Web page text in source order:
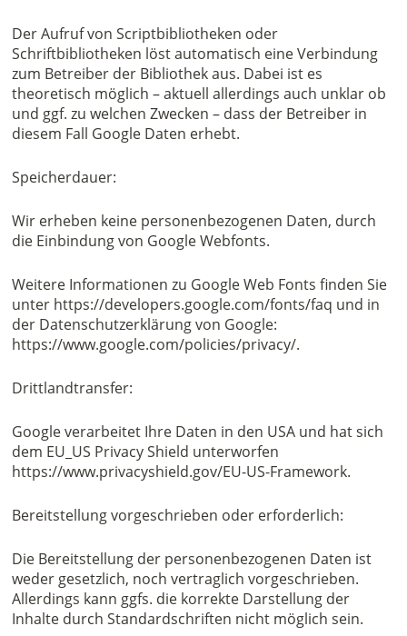
Der Aufruf von Scriptbibliotheken oder
Schriftbibliotheken löst automatisch eine Verbindung
zum Betreiber der Bibliothek aus. Dabei ist es
theoretisch möglich – aktuell allerdings auch unklar ob
und ggf. zu welchen Zwecken – dass der Betreiber in
diesem Fall Google Daten erhebt.
Speicherdauer:
Wir erheben keine personenbezogenen Daten, durch
die Einbindung von Google Webfonts.
Weitere Informationen zu Google Web Fonts finden Sie
unter https://developers.google.com/fonts/faq und in
der Datenschutzerklärung von Google:
https://www.google.com/policies/privacy/.
Drittlandtransfer:
Google verarbeitet Ihre Daten in den USA und hat sich
dem EU_US Privacy Shield unterworfen
https://www.privacyshield.gov/EU-US-Framework.
Bereitstellung vorgeschrieben oder erforderlich:
Die Bereitstellung der personenbezogenen Daten ist
weder gesetzlich, noch vertraglich vorgeschrieben.
Allerdings kann ggfs. die korrekte Darstellung der
Inhalte durch Standardschriften nicht möglich sein.